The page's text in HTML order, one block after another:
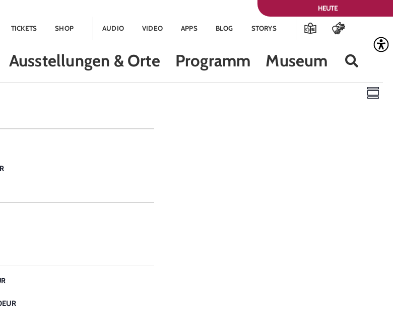
HEUTE
TICKETS SHOP AUDIO VIDEO APPS BLOG STORYS
Ausstellungen & Orte Programm Museum